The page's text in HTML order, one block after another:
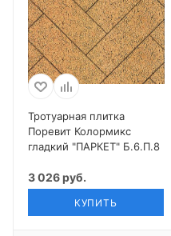
Тротуарная плитка
Поревит Колормикс
гладкий "ПАРКЕТ" Б.6.П.8
3 026 руб.
КУПИТЬ